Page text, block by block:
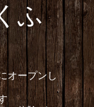
ふ
オープンし